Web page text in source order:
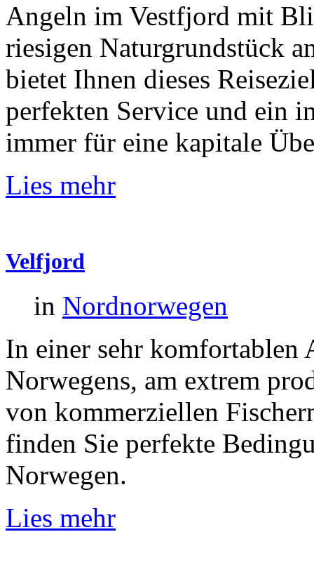
Angeln im Vestfjord mit
riesigen Naturgrundstück
bietet Ihnen dieses
perfekten Service und ein
immer für eine kapitale
Lies mehr
Velfjord
in Nordnorwegen
In einer sehr komfortablen
Norwegens, am extrem
von kommerziellen
finden Sie perfekte
Norwegen.
Lies mehr